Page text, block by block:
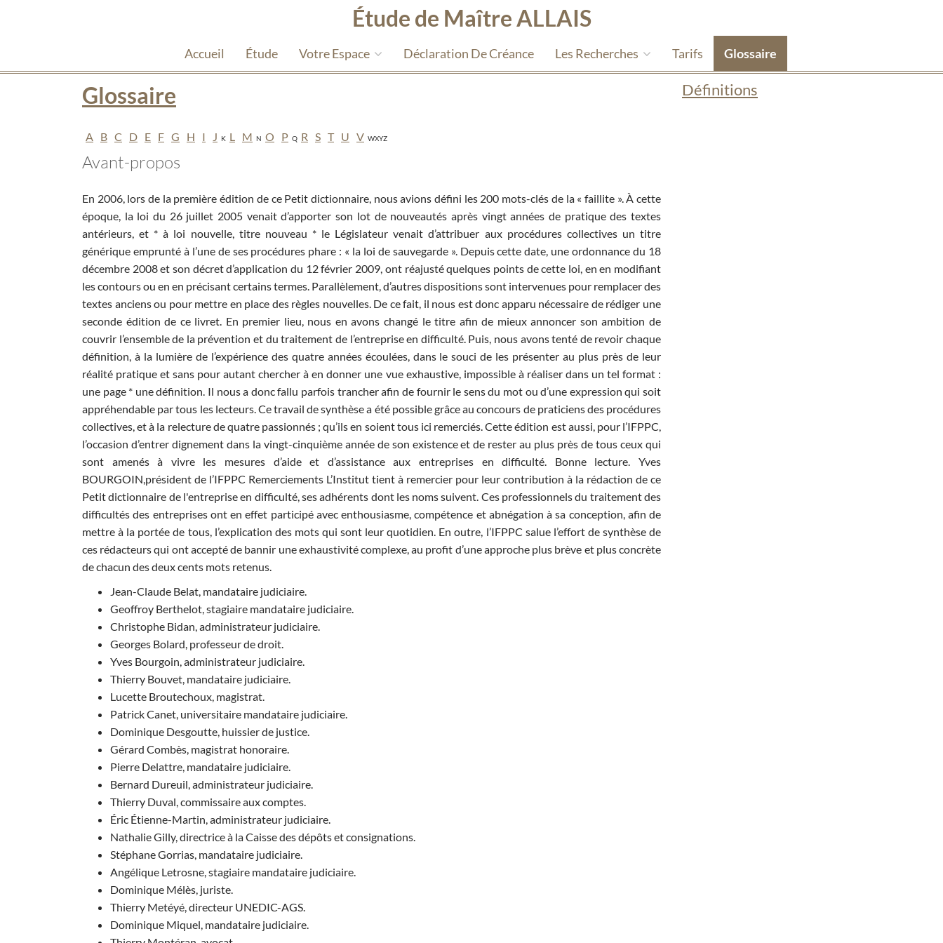
Étude de Maître ALLAIS
Accueil Étude Votre Espace Déclaration De Créance Les Recherches Tarifs Glossaire
Glossaire
A B C D E F G H I J K L M N O P Q R S T U V WXYZ
Avant-propos
En 2006, lors de la première édition de ce Petit dictionnaire, nous avions défini les 200 mots-clés de la « faillite ». À cette
époque, la loi du 26 juillet 2005 venait d’apporter son lot de nouveautés après vingt années de pratique des textes
antérieurs, et * à loi nouvelle, titre nouveau * le Législateur venait d’attribuer aux procédures collectives un titre
générique emprunté à l’une de ses procédures phare : « la loi de sauvegarde ». Depuis cette date, une ordonnance du 18
décembre 2008 et son décret d’application du 12 février 2009, ont réajusté quelques points de cette loi, en en modifiant
les contours ou en en précisant certains termes. Parallèlement, d’autres dispositions sont intervenues pour remplacer des
textes anciens ou pour mettre en place des règles nouvelles. De ce fait, il nous est donc apparu nécessaire de rédiger une
seconde édition de ce livret. En premier lieu, nous en avons changé le titre afin de mieux annoncer son ambition de
couvrir l’ensemble de la prévention et du traitement de l’entreprise en difficulté. Puis, nous avons tenté de revoir chaque
définition, à la lumière de l’expérience des quatre années écoulées, dans le souci de les présenter au plus près de leur
réalité pratique et sans pour autant chercher à en donner une vue exhaustive, impossible à réaliser dans un tel format :
une page * une définition. Il nous a donc fallu parfois trancher afin de fournir le sens du mot ou d’une expression qui soit
appréhendable par tous les lecteurs. Ce travail de synthèse a été possible grâce au concours de praticiens des procédures
collectives, et à la relecture de quatre passionnés ; qu’ils en soient tous ici remerciés. Cette édition est aussi, pour l’IFPPC,
l’occasion d’entrer dignement dans la vingt-cinquième année de son existence et de rester au plus près de tous ceux qui
sont amenés à vivre les mesures d’aide et d’assistance aux entreprises en difficulté. Bonne lecture. Yves
BOURGOIN,président de l’IFPPC Remerciements L’Institut tient à remercier pour leur contribution à la rédaction de ce
Petit dictionnaire de l'entreprise en difficulté, ses adhérents dont les noms suivent. Ces professionnels du traitement des
difficultés des entreprises ont en effet participé avec enthousiasme, compétence et abnégation à sa conception, afin de
mettre à la portée de tous, l’explication des mots qui sont leur quotidien. En outre, l’IFPPC salue l’effort de synthèse de
ces rédacteurs qui ont accepté de bannir une exhaustivité complexe, au profit d’une approche plus brève et plus concrète
de chacun des deux cents mots retenus.
Jean-Claude Belat, mandataire judiciaire.
Geoffroy Berthelot, stagiaire mandataire judiciaire.
Christophe Bidan, administrateur judiciaire.
Georges Bolard, professeur de droit.
Yves Bourgoin, administrateur judiciaire.
Thierry Bouvet, mandataire judiciaire.
Lucette Broutechoux, magistrat.
Patrick Canet, universitaire mandataire judiciaire.
Dominique Desgoutte, huissier de justice.
Gérard Combès, magistrat honoraire.
Pierre Delattre, mandataire judiciaire.
Bernard Dureuil, administrateur judiciaire.
Thierry Duval, commissaire aux comptes.
Éric Étienne-Martin, administrateur judiciaire.
Nathalie Gilly, directrice à la Caisse des dépôts et consignations.
Stéphane Gorrias, mandataire judiciaire.
Angélique Letrosne, stagiaire mandataire judiciaire.
Dominique Mélès, juriste.
Thierry Metéyé, directeur UNEDIC-AGS.
Dominique Miquel, mandataire judiciaire.
Définitions